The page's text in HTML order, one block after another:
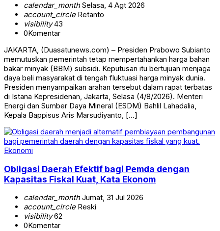
calendar_monthSelasa, 4 Agt 2026
account_circleRetanto
visibility43
0Komentar
JAKARTA, (Duasatunews.com) – Presiden Prabowo Subianto
memutuskan pemerintah tetap mempertahankan harga bahan
bakar minyak (BBM) subsidi. Keputusan itu bertujuan menjaga
daya beli masyarakat di tengah fluktuasi harga minyak dunia.
Presiden menyampaikan arahan tersebut dalam rapat terbatas
di Istana Kepresidenan, Jakarta, Selasa (4/8/2026). Menteri
Energi dan Sumber Daya Mineral (ESDM) Bahlil Lahadalia,
Kepala Bappisus Aris Marsudiyanto, […]
Ekonomi
Obligasi Daerah Efektif bagi Pemda dengan
Kapasitas Fiskal Kuat, Kata Ekonom
calendar_monthJumat, 31 Jul 2026
account_circleReski
visibility62
0Komentar